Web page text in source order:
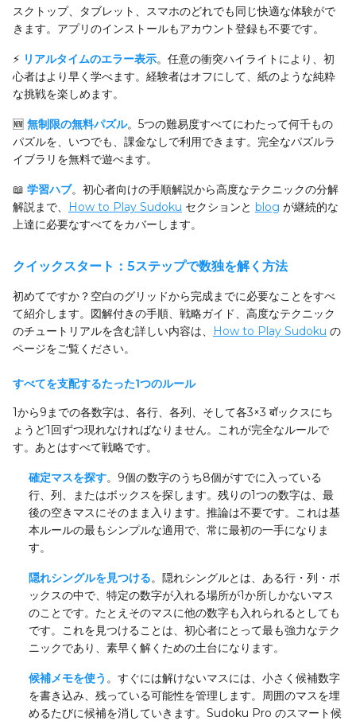
スクトップ、タブレット、スマホのどれでも同じ快適な体験がで
きます。アプリのインストールもアカウント登録も不要です。
⚡ リアルタイムのエラー表示。任意の衝突ハイライトにより、初
心者はより早く学べます。経験者はオフにして、紙のような純粋
な挑戦を楽しめます。
🆕 無制限の無料パズル。5つの難易度すべてにわたって何千もの
パズルを、いつでも、課金なしで利用できます。完全なパズルラ
イブラリを無料で遊べます。
📖 学習ハブ。初心者向けの手順解説から高度なテクニックの分解
解説まで、
How to Play Sudoku セクションと blog が継続的な
上達に必要なすべてをカバーします。
クイックスタート：5ステップで数独を解く方法
初めてですか？空白のグリッドから完成までに必要なことをすべ
て紹介します。図解付きの手順、戦略ガイド、高度なテクニック
のチュートリアルを含む詳しい内容は、
How to Play Sudoku の
ページをご覧ください。
すべてを支配するたった1つのルール
1から9までの各数字は、各行、各列、そして各3×3 बॉックスにち
ょうど1回ずつ現れなければなりません。これが完全なルールで
す。あとはすべて戦略です。
確定マスを探す。9個の数字のうち8個がすでに入っている
行、列、またはボックスを探します。残りの1つの数字は、最
後の空きマスにそのまま入ります。推論は不要です。これは基
本ルールの最もシンプルな適用で、常に最初の一手になりま
す。
隠れシングルを見つける。隠れシングルとは、ある行・列・ボ
ックスの中で、特定の数字が入れる場所が1か所しかないマス
のことです。たとえそのマスに他の数字も入れられるとしても
です。これを見つけることは、初心者にとって最も強力なテク
ニックであり、素早く解くための土台になります。
候補メモを使う 。すぐには解けないマスには、小さく候補数字
を書き込み、残っている可能性を管理します。周囲のマスを埋
めるたびに候補を消していきます。Sudoku Pro のスマート候